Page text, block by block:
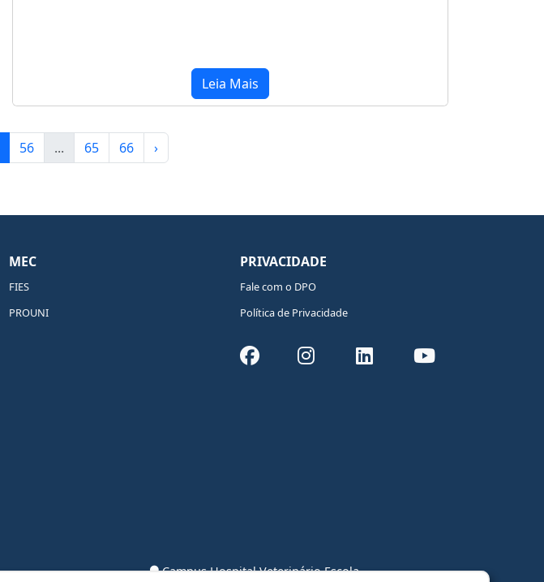
Leia Mais
56 ... 65 66 ›
MEC
FIES
PROUNI
PRIVACIDADE
Fale com o DPO
Política de Privacidade
Campus Hospital Veterinário Escola